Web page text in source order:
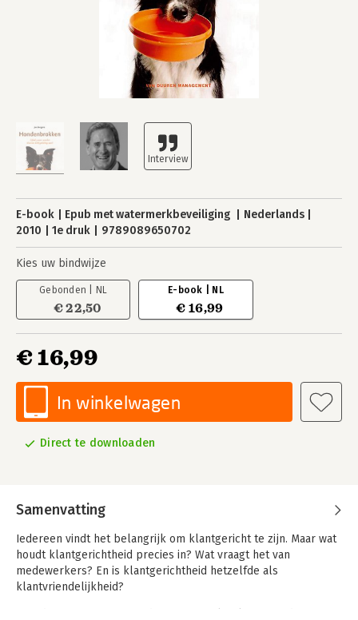
E-book Epub met watermerkbeveiliging
Nederlands
2010
1e druk 9789089650702
Kies uw bindwijze
Gebonden | NL
€ 22,50
E-book | NL
€ 16,99
€ 16,99
In winkelwagen
Direct te downloaden
Samenvatting
Iedereen vindt het belangrijk om klantgericht te zijn. Maar wat
houdt klantgerichtheid precies in? Wat vraagt het van
medewerkers? En is klantgerichtheid hetzelfde als
klantvriendelijkheid?